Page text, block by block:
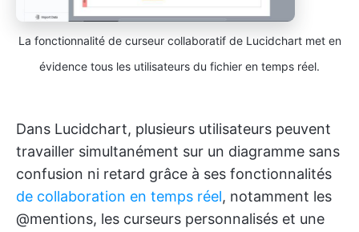
La fonctionnalité de curseur collaboratif de Lucidchart met en
évidence tous les utilisateurs du fichier en temps réel.
Dans Lucidchart, plusieurs utilisateurs peuvent
travailler simultanément sur un diagramme sans
confusion ni retard grâce à ses fonctionnalités
de collaboration en temps réel, notamment les
@mentions, les curseurs personnalisés et une